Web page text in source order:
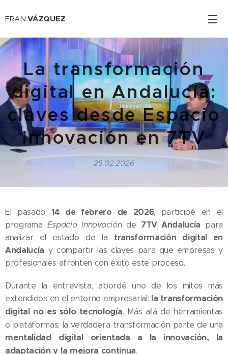
FRANVÁZQUEZ
La transformación
digital en Andalucía:
claves desde Espacio
Innovación en 7TV
25.02.2026
El pasado 14 de febrero de 2026, participé en el
programa Espacio Innovaciónde 7TV Andalucía para
analizar el estado de la transformación digital en
Andalucía y compartir las claves para que empresas y
profesionales afronten con éxito este proceso.
Durante la entrevista, abordé uno de los mitos más
extendidos en el entorno empresarial: la transformación
digital no es sólo tecnología. Más allá de herramientas
o plataformas, la verdadera transformación parte de una
mentalidad digital orientada a la innovación, la
adaptación y la mejora continua.